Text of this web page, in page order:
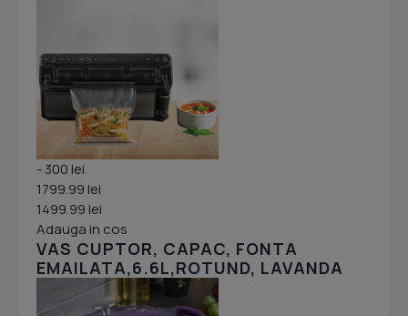
- 300 lei
1799.99 lei
1499.99 lei
Adauga in cos
VAS CUPTOR, CAPAC, FONTA
EMAILATA,6.6L,ROTUND, LAVANDA